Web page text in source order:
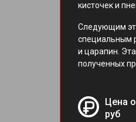
кисточек и
Следующим
специальным
и царапин.
полученных
Цена
руб